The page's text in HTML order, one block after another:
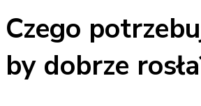
Czego
by dobrze